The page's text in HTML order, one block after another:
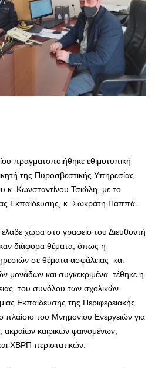
πραγματοποιήθηκε εθιμοτυπική
της Πυροσβεστικής Υπηρεσίας
κ. Κωνσταντίνου Τσιώλη, με το
Εκπαίδευσης, κ. Σωκράτη Παππά.
χώρα στο γραφείο του Διευθυντή
διάφορα θέματα, όπως η
σε θέματα ασφάλειας και
μονάδων και συγκεκριμένα τέθηκε η
του συνόλου των σχολικών
Εκπαίδευσης της Περιφερειακής
πλαίσιο του Μνημονίου Ενεργειών για
ακραίων καιρικών φαινομένων,
ΧΒΡΠ περιστατικών.